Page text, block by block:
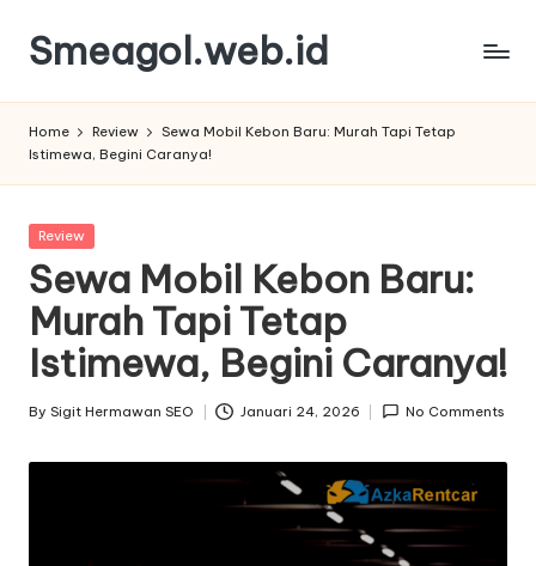
Skip
content
Smeagol.web.id
Informasi
Terpercaya
Home Review
Sewa Mobil Kebon Baru: Murah Tapi Tetap
Istimewa, Begini Caranya!
Posted
Review
Sewa Mobil Kebon Baru:
Murah Tapi Tetap
Istimewa, Begini Caranya!
Posted
By Sigit Hermawan SEO Januari 24, 2026 No Comments